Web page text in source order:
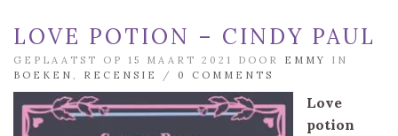
LOVE POTION – CINDY PAUL
GEPLAATST OP 15 MAART 2021 DOOR EMMY
IN
BOEKEN
RECENSIE / 0 COMMENTS
Love
potion